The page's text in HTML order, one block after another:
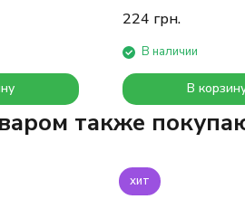
224 грн.
В наличии
В
также
хит